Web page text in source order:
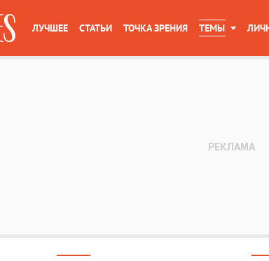
ЛУЧШЕЕ СТАТЬИ ТОЧКА ЗРЕНИЯ ТЕМЫ